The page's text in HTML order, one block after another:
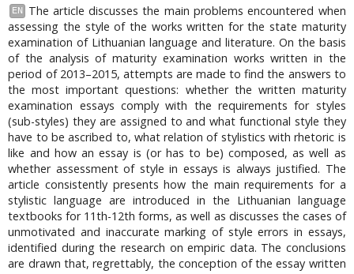
EN
The article discusses the main problems encountered when
assessing the style of the works written for the state maturity
examination of Lithuanian language and literature. On the basis
of the analysis of maturity examination works written in the
period of 2013–2015, attempts are made to find the answers to
the most important questions: whether the written maturity
examination essays comply with the requirements for styles
(sub-styles) they are assigned to and what functional style they
have to be ascribed to, what relation of stylistics with rhetoric is
like and how an essay is (or has to be) composed, as well as
whether assessment of style in essays is always justified. The
article consistently presents how the main requirements for a
stylistic language are introduced in the Lithuanian language
textbooks for 11th-12th forms, as well as discusses the cases of
unmotivated and inaccurate marking of style errors in essays,
identified during the research on empiric data. The conclusions
are drawn that, regrettably, the conception of the essay written